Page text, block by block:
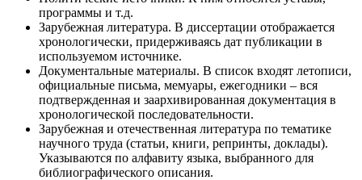
программы и т.д.
Зарубежная литература. В диссертации отображается
хронологически, придерживаясь дат публикации в
используемом источнике.
Документальные материалы. В список входят летописи,
официальные письма, мемуары, ежегодники – вся
подтвержденная и заархивированная документация в
хронологической последовательности.
Зарубежная и отечественная литература по тематике
научного труда (статьи, книги, репринты, доклады).
Указываются по алфавиту языка, выбранного для
библиографического описания.